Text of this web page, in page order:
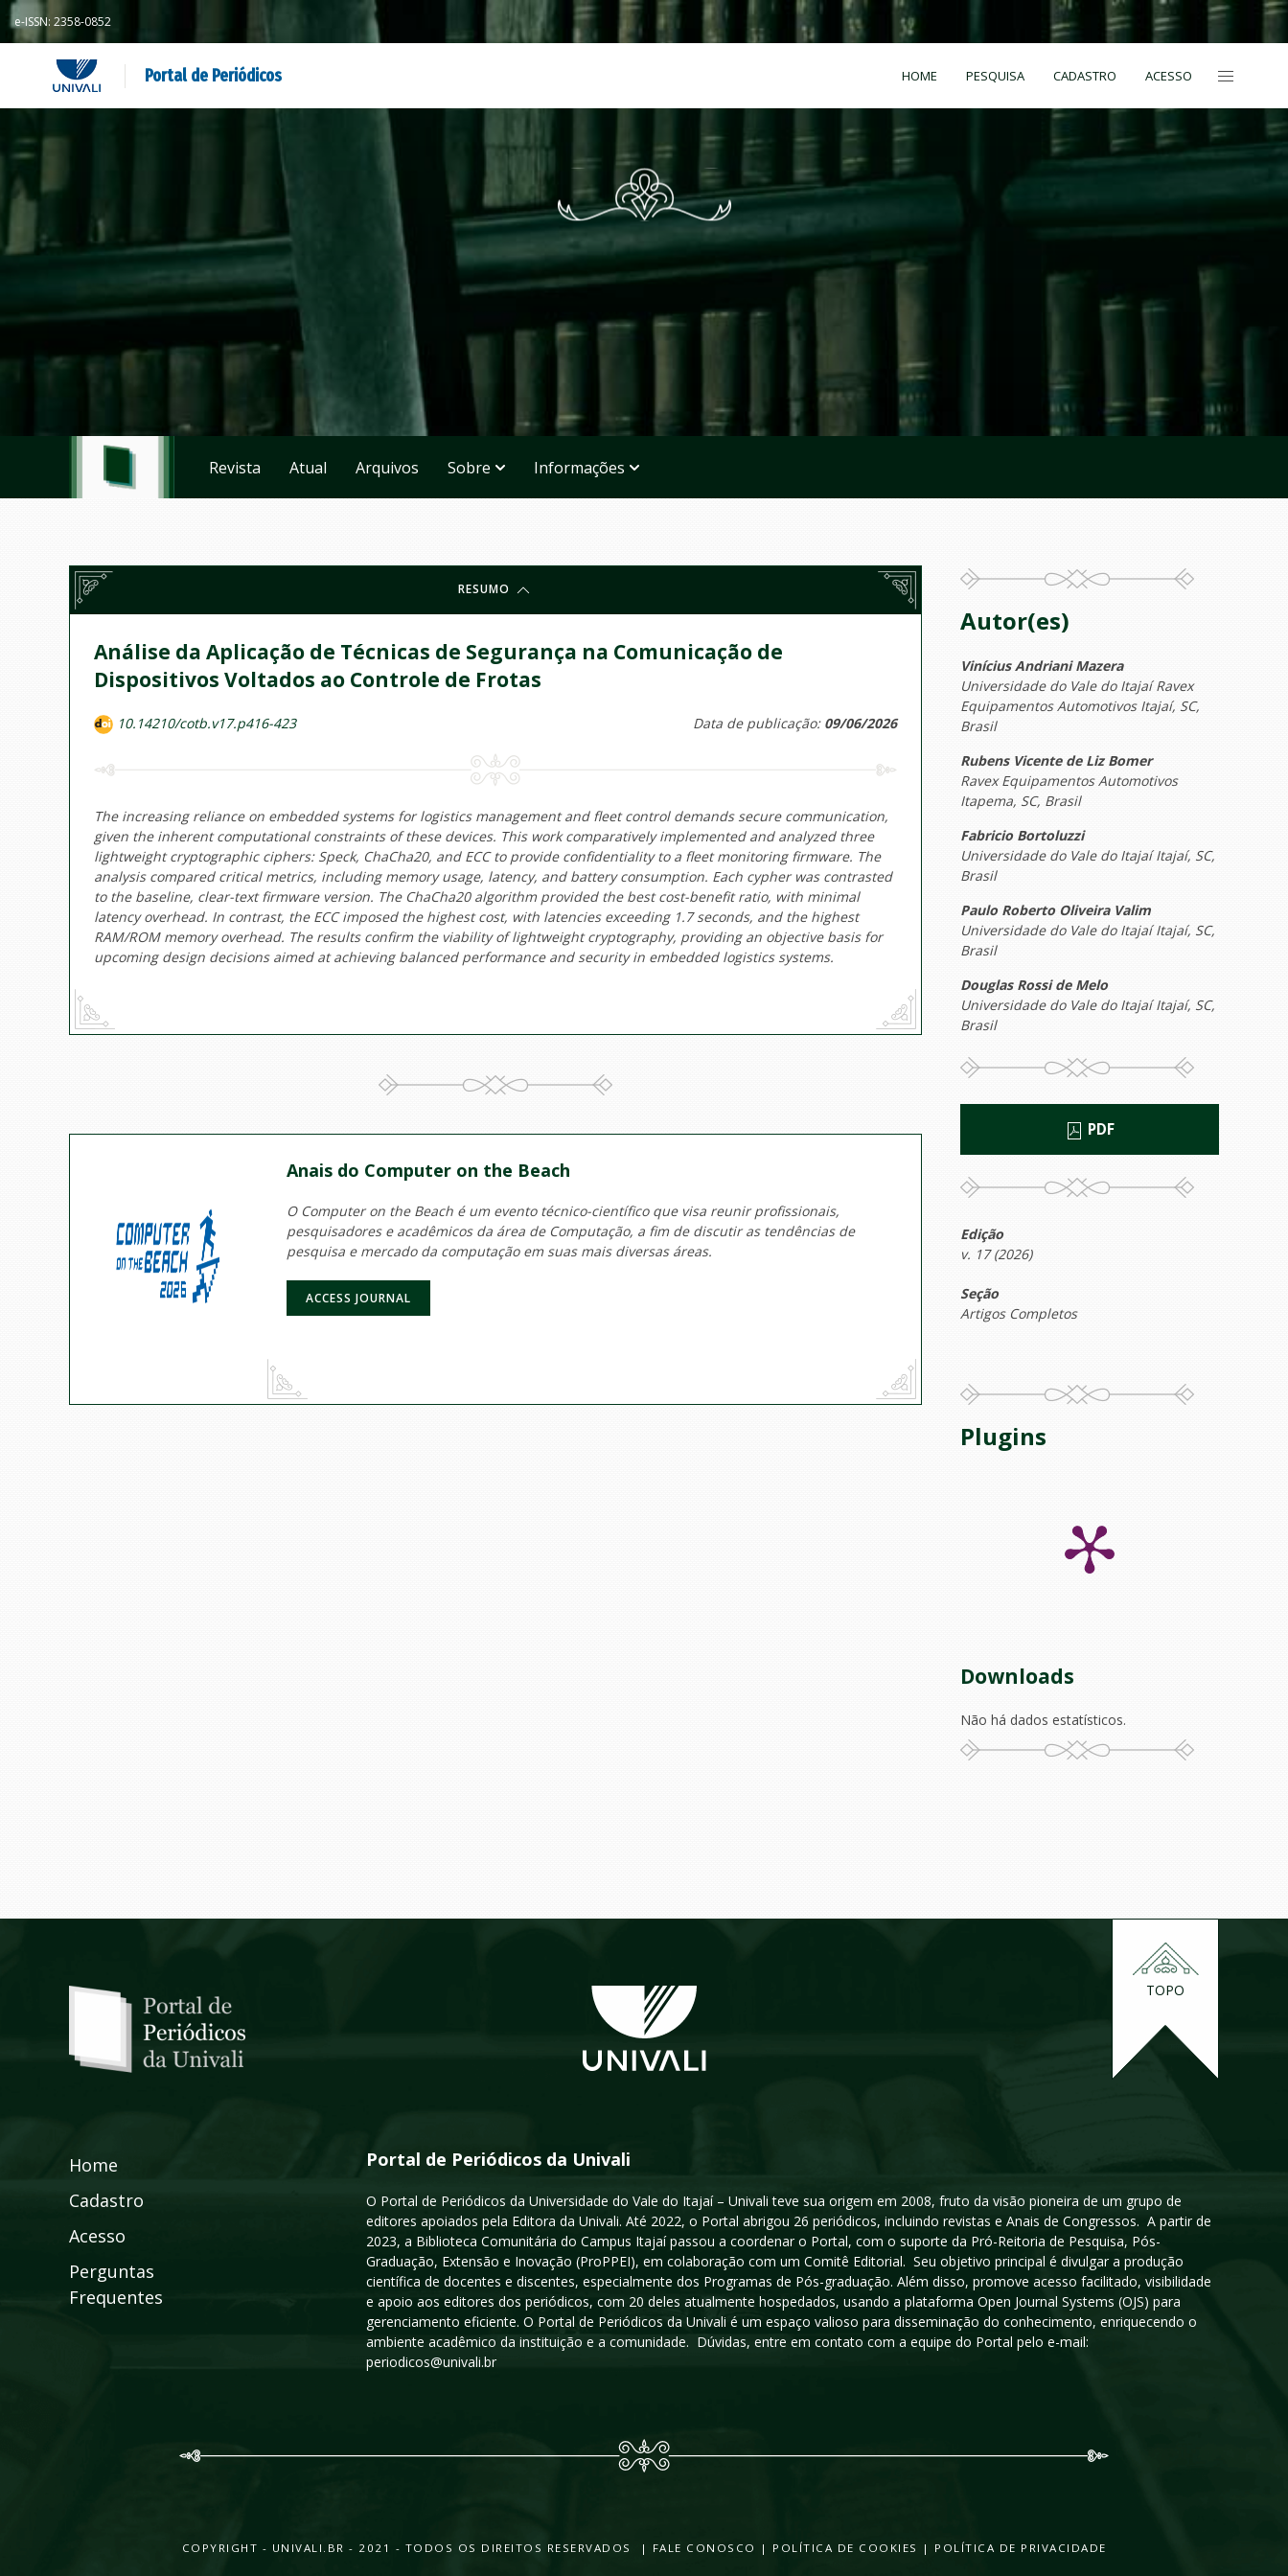
e-ISSN: 2358-0852
Portal de Periódicos HOME PESQUISA CADASTRO ACESSO
Revista Atual Arquivos Sobre Informações
RESUMO
Análise da Aplicação de Técnicas de Segurança na Comunicação de
Dispositivos Voltados ao Controle de Frotas
10.14210/cotb.v17.p416-423 Data de publicação: 09/06/2026
The increasing reliance on embedded systems for logistics management and fleet control demands secure communication,
given the inherent computational constraints of these devices. This work comparatively implemented and analyzed three
lightweight cryptographic ciphers: Speck, ChaCha20, and ECC to provide confidentiality to a fleet monitoring firmware. The
analysis compared critical metrics, including memory usage, latency, and battery consumption. Each cypher was contrasted
to the baseline, clear-text firmware version. The ChaCha20 algorithm provided the best cost-benefit ratio, with minimal
latency overhead. In contrast, the ECC imposed the highest cost, with latencies exceeding 1.7 seconds, and the highest
RAM/ROM memory overhead. The results confirm the viability of lightweight cryptography, providing an objective basis for
upcoming design decisions aimed at achieving balanced performance and security in embedded logistics systems.
Anais do Computer on the Beach
O Computer on the Beach é um evento técnico-científico que visa reunir profissionais,
pesquisadores e acadêmicos da área de Computação, a fim de discutir as tendências de
pesquisa e mercado da computação em suas mais diversas áreas.
ACCESS JOURNAL
Autor(es)
Vinícius Andriani Mazera
Universidade do Vale do Itajaí Ravex
Equipamentos Automotivos Itajaí, SC,
Brasil
Rubens Vicente de Liz Bomer
Ravex Equipamentos Automotivos
Itapema, SC, Brasil
Fabricio Bortoluzzi
Universidade do Vale do Itajaí Itajaí, SC,
Brasil
Paulo Roberto Oliveira Valim
Universidade do Vale do Itajaí Itajaí, SC,
Brasil
Douglas Rossi de Melo
Universidade do Vale do Itajaí Itajaí, SC,
Brasil
PDF
Edição
v. 17 (2026)
Seção
Artigos Completos
Plugins
Downloads
Não há dados estatísticos.
TOPO
Home
Cadastro
Acesso
Perguntas
Frequentes
Portal de Periódicos da Univali
O Portal de Periódicos da Universidade do Vale do Itajaí – Univali teve sua origem em 2008, fruto da visão pioneira de um grupo de
editores apoiados pela Editora da Univali. Até 2022, o Portal abrigou 26 periódicos, incluindo revistas e Anais de Congressos. A partir de
2023, a Biblioteca Comunitária do Campus Itajaí passou a coordenar o Portal, com o suporte da Pró-Reitoria de Pesquisa, Pós-
Graduação, Extensão e Inovação (ProPPEI), em colaboração com um Comitê Editorial. Seu objetivo principal é divulgar a produção
científica de docentes e discentes, especialmente dos Programas de Pós-graduação. Além disso, promove acesso facilitado, visibilidade
e apoio aos editores dos periódicos, com 20 deles atualmente hospedados, usando a plataforma Open Journal Systems (OJS) para
gerenciamento eficiente. O Portal de Periódicos da Univali é um espaço valioso para disseminação do conhecimento, enriquecendo o
ambiente acadêmico da instituição e a comunidade. Dúvidas, entre em contato com a equipe do Portal pelo e-mail:
periodicos@univali.br
COPYRIGHT - UNIVALI.BR - 2021 - TODOS OS DIREITOS RESERVADOS | FALE CONOSCO | POLÍTICA DE COOKIES | POLÍTICA DE PRIVACIDADE